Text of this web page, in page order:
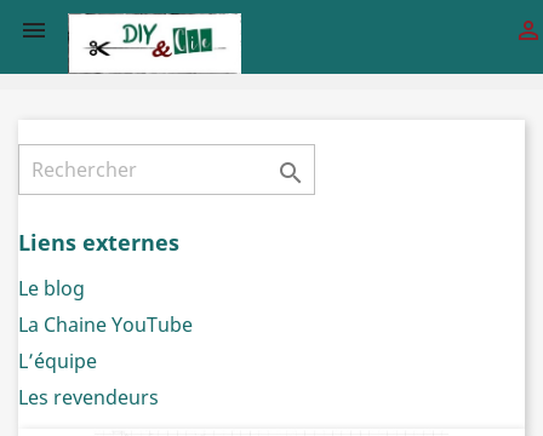
 

Liens externes
Le blog
La Chaine YouTube
L’équipe
Les revendeurs